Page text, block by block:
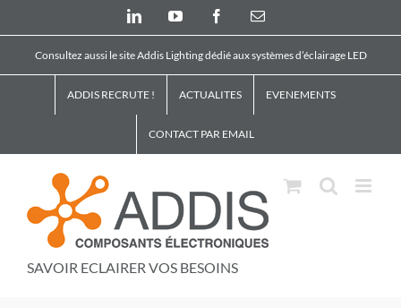
LinkedInYouTube FacebookEmail
Consultez aussi le site Addis Lighting dédié aux systèmes d’éclairage LED
ADDIS RECRUTE ! ACTUALITES EVENEMENTS
CONTACT PAR EMAIL
SAVOIR ECLAIRER VOS BESOINS